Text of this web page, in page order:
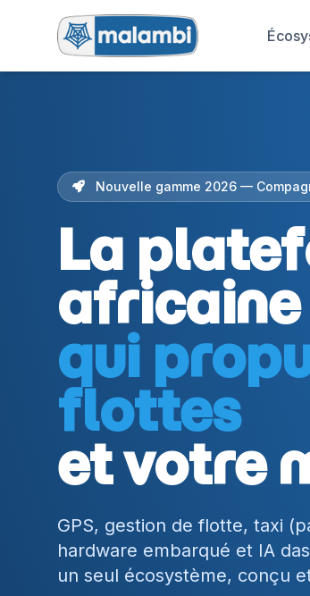
Nouvelle gamme 2026 —
La
africaine
qui
flottes
et votre
GPS, gestion de flotte, taxi
hardware embarqué et IA
un seul écosystème, conçu